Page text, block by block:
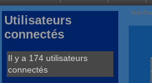
Voir/
Utilisateurs
connectés
Il y a 174 utilisateurs
connectés